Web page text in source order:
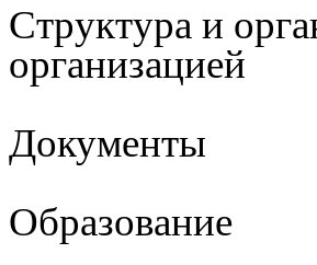
Структура и
организацией
Документы
Образование